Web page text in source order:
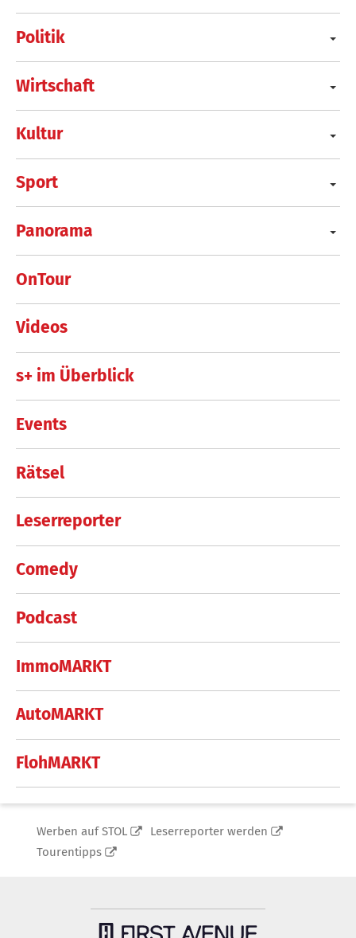
Politik
Wirtschaft
Kultur
Sport
Panorama
OnTour
Videos
s+ im Überblick
Events
Rätsel
Leserreporter
Comedy
Podcast
ImmoMARKT
AutoMARKT
FlohMARKT
Werben auf STOL
Leserreporter werden
Tourentipps